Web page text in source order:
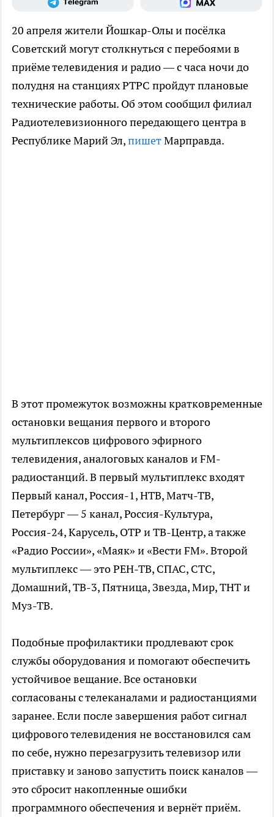
20 апреля жители Йошкар-Олы и посёлка
Советский могут столкнуться с перебоями в
приёме телевидения и радио — с часа ночи до
полудня на станциях РТРС пройдут плановые
технические работы. Об этом сообщил филиал
Радиотелевизионного передающего центра в
Республике Марий Эл,пишетМарправда.
В этот промежуток возможны кратковременные
остановки вещания первого и второго
мультиплексов цифрового эфирного
телевидения, аналоговых каналов и FM-
радиостанций. В первый мультиплекс входят
Первый канал, Россия-1, НТВ, Матч-ТВ,
Петербург — 5 канал, Россия-Культура,
Россия-24, Карусель, ОТР и ТВ-Центр, а также
«Радио России», «Маяк» и «Вести FM». Второй
мультиплекс — это РЕН-ТВ, СПАС, СТС,
Домашний, ТВ-3, Пятница, Звезда, Мир, ТНТ и
Муз-ТВ.
Подобные профилактики продлевают срок
службы оборудования и помогают обеспечить
устойчивое вещание. Все остановки
согласованы с телеканалами и радиостанциями
заранее. Если после завершения работ сигнал
цифрового телевидения не восстановился сам
по себе, нужно перезагрузить телевизор или
приставку и заново запустить поиск каналов —
это сбросит накопленные ошибки
программного обеспечения и вернёт приём.